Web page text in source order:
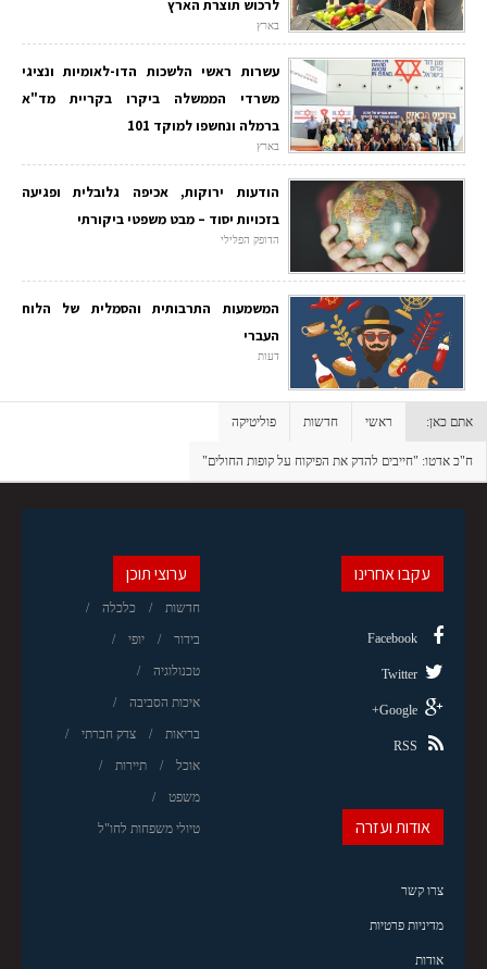
לרכוש תוצרת הארץ
בארץ
עשרות ראשי הלשכות הדו-לאומיות ונציגי
משרדי הממשלה ביקרו בקריית מד"א
ברמלה ונחשפו למוקד 101
בארץ
הודעות ירוקות, אכיפה גלובלית ופגיעה
בזכויות יסוד – מבט משפטי ביקורתי
הדופק הפלילי
המשמעות התרבותית והסמלית של הלוח
העברי
דעות
אתם כאן: ראשי חדשות פוליטיקה
ח"כ אדטו: "חייבים להדק את הפיקוח על קופות החולים"
ערוצי תוכן
חדשות כלכלה
בידור יופי
טכנולוגיה
איכות הסביבה
בריאות צדק חברתי
אוכל תיירות
משפט
טיולי משפחות לחו"ל
עקבו אחרינו
Facebook
Twitter
Google+
RSS
אודות ועזרה
צרו קשר
מדיניות פרטיות
אודות